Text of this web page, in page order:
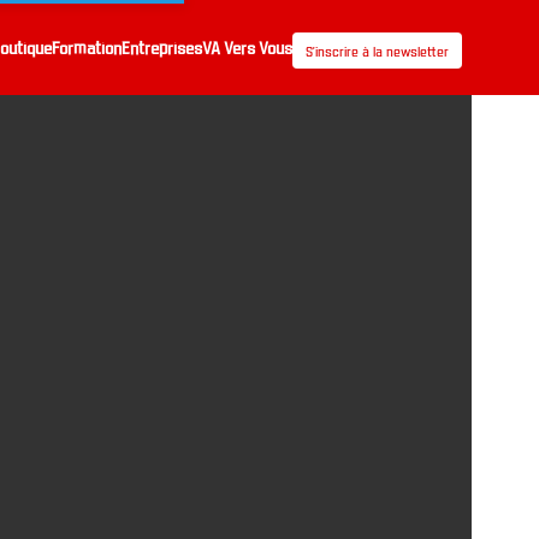
FormationEntreprisesVA Vers Vous S’inscrire à la newsletter